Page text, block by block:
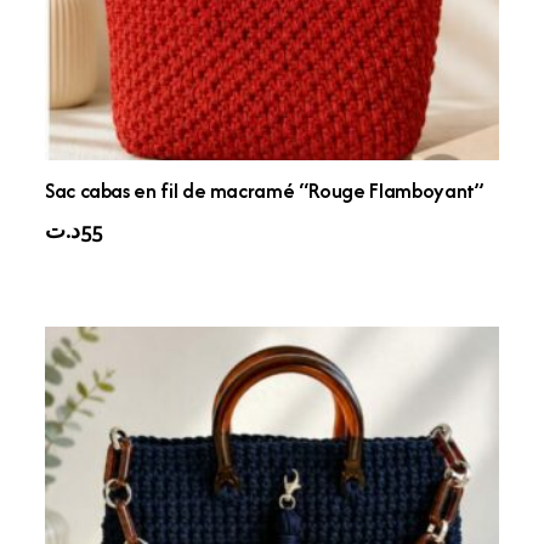
Sac cabas en fil de macramé “Rouge Flamboyant”
55د.ت